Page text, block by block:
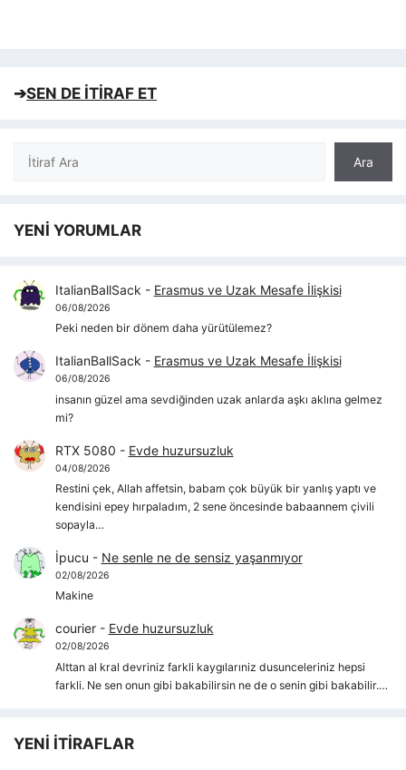
➔SEN DE İTİRAF ET
Ara
Ara
YENİ YORUMLAR
ItalianBallSack - Erasmus ve Uzak Mesafe İlişkisi
06/08/2026
Peki neden bir dönem daha yürütülemez?
ItalianBallSack - Erasmus ve Uzak Mesafe İlişkisi
06/08/2026
insanın güzel ama sevdiğinden uzak anlarda aşkı aklına gelmez
mi?
RTX 5080 - Evde huzursuzluk
04/08/2026
Restini çek, Allah affetsin, babam çok büyük bir yanlış yaptı ve
kendisini epey hırpaladım, 2 sene öncesinde babaannem çivili
sopayla…
İpucu - Ne senle ne de sensiz yaşanmıyor
02/08/2026
Makine
courier- Evde huzursuzluk
02/08/2026
Alttan al kral devriniz farkli kaygılarıniz dusunceleriniz hepsi
farkli. Ne sen onun gibi bakabilirsin ne de o senin gibi bakabilir.…
YENİ İTİRAFLAR